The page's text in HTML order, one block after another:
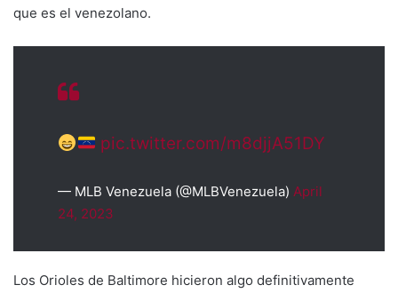
que es el venezolano.
pic.twitter.com/m8djjA51DY
— MLB Venezuela (@MLBVenezuela) April
24, 2023
Los Orioles de Baltimore hicieron algo definitivamente